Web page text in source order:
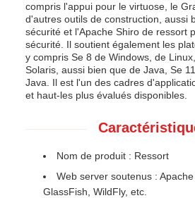
compris l'appui pour le virtuose, le
d'autres outils de construction, aussi
sécurité et l'Apache Shiro de ressort
sécurité. Il soutient également les
y compris Se 8 de Windows, de
Solaris, aussi bien que de Java, Se
Java. Il est l'un des cadres
et haut-les plus évalués disponibles.
Nom de produit : Ressort
Web server soutenus : Apache
GlassFish, WildFly, etc.